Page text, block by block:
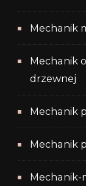
Mechanik
Mechanik
drzewnej
Mechanik
Mechanik
Mechanik-